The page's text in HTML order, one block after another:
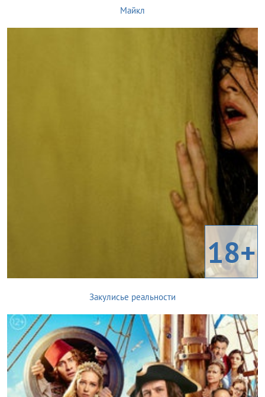
Майкл
18+
Закулисье реальности